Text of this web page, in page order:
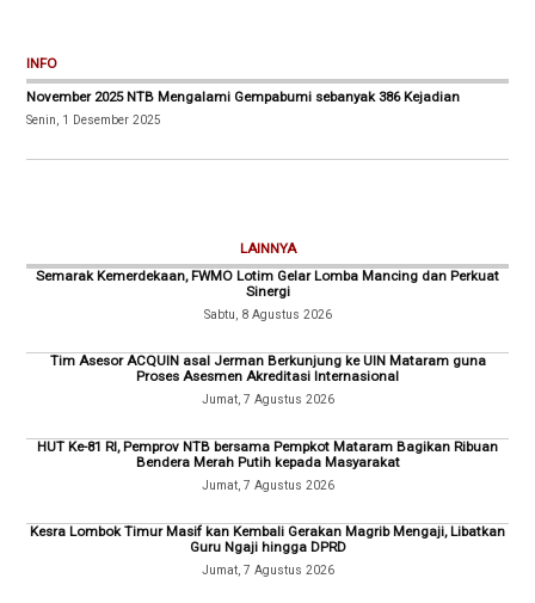
INFO
November 2025 NTB Mengalami Gempabumi sebanyak 386 Kejadian
Senin, 1 Desember 2025
LAINNYA
Semarak Kemerdekaan, FWMO Lotim Gelar Lomba Mancing dan Perkuat
Sinergi
Sabtu, 8 Agustus 2026
Tim Asesor ACQUIN asal Jerman Berkunjung ke UIN Mataram guna
Proses Asesmen Akreditasi Internasional
Jumat, 7 Agustus 2026
HUT Ke-81 RI, Pemprov NTB bersama Pempkot Mataram Bagikan Ribuan
Bendera Merah Putih kepada Masyarakat
Jumat, 7 Agustus 2026
Kesra Lombok Timur Masif kan Kembali Gerakan Magrib Mengaji, Libatkan
Guru Ngaji hingga DPRD
Jumat, 7 Agustus 2026